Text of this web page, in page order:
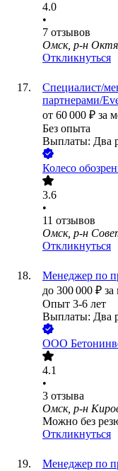
4.0
•
7 отзывов
Омск, р-н
Откликнуться
Специалист/
партнерами/
от 60 000 ₽ за
Без опыта
Выплаты: Два
Колесо
3.6
•
11 отзывов
Омск, р-н
Откликнуться
Менеджер по
до 300 000 ₽ за
Опыт 3-6 лет
Выплаты: Два
ООО
4.1
•
3 отзыва
Омск, р-н
Можно без
Откликнуться
Менеджер